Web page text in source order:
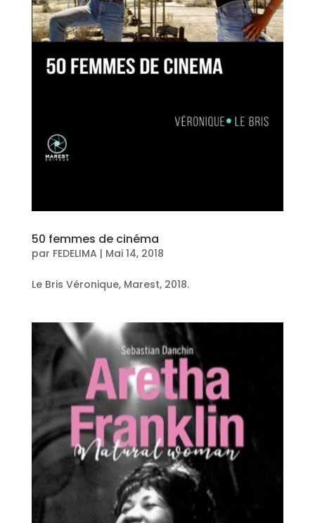
50 femmes de cinéma
par FEDELIMA | Mai 14, 2018
Le Bris Véronique, Marest, 2018.